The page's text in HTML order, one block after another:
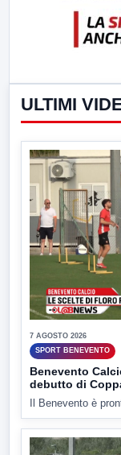
ULTIMI
7 AGOSTO 2026
SPORT BENEVENTO
Benevento
debutto di
Il Benevento è